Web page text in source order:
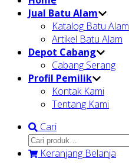
Jual Batu Alam
Katalog Batu Alam
Artikel Batu Alam
Depot Cabang
Cabang Serang
Profil Pemilik
Kontak Kami
Tentang Kami
Cari
Keranjang Belanja